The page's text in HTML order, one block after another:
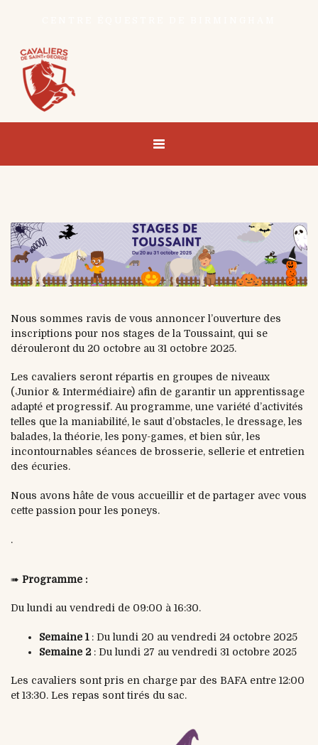
Nous sommes ravis de vous annoncer l’ouverture des
inscriptions pour nos stages de la Toussaint, qui se
dérouleront du 20 octobre au 31 octobre 2025.
Les cavaliers seront répartis en groupes de niveaux
(Junior & Intermédiaire) afin de garantir un apprentissage
adapté et progressif. Au programme, une variété d’activités
telles que la maniabilité, le saut d’obstacles, le dressage, les
balades, la théorie, les pony-games, et bien sûr, les
incontournables séances de brosserie, sellerie et entretien
des écuries.
Nous avons hâte de vous accueillir et de partager avec vous
cette passion pour les poneys.
.
➠ Programme :
Du lundi au vendredi de 09:00 à 16:30.
Semaine 1 : Du lundi 20 au vendredi 24 octobre 2025
Semaine 2 : Du lundi 27 au vendredi 31 octobre 2025
Les cavaliers sont pris en charge par des BAFA entre 12:00
et 13:30. Les repas sont tirés du sac.